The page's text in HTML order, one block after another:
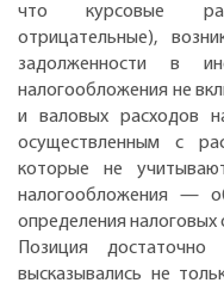
что курсовые
отрицательные),
задолженности в
налогообложения не
и валовых расходов
осуществленным с
которые не
налогообложения —
определения налоговых
Позиция
высказывались не